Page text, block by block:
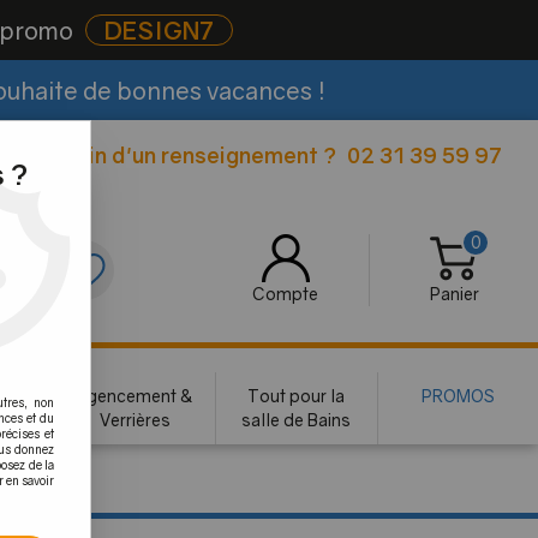
DESIGN7
de bonnes vacances !
Besoin d'un renseignement ? 02 31 39 59 97
Compte
0
Panier
Agencement &
Verrières
Tout pour la
salle de Bains
PROMOS
?
non
et du
et
donnez
de la
en savoir